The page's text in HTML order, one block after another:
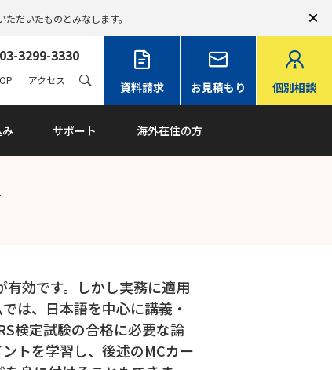
ただいたものとみなします。
資料請求 お見積もり 個別相談
03-3299-3330
サポート 海外在住の方
アクセス
効です。しかし実務に適用
は、日本語を中心に講義・
検定試験の合格に必要な論
トを学習し、後述のMCカー